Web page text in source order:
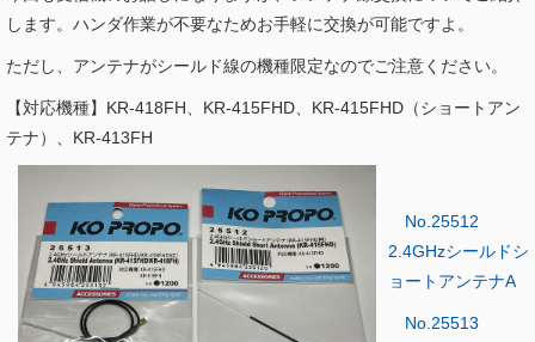
します。ハンダ作業が不要なためお手軽に交換が可能ですよ。
ただし、アンテナがシールド線の機種限定なのでご注意ください。
【対応機種】KR-418FH、KR-415FHD、KR-415FHD（ショートアン
テナ）、KR-413FH
No.25512
2.4GHzシールドシ
ョートアンテナA
No.25513